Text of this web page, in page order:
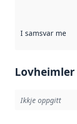
I samsvar med
Lovheimler
Ikkje oppgitt